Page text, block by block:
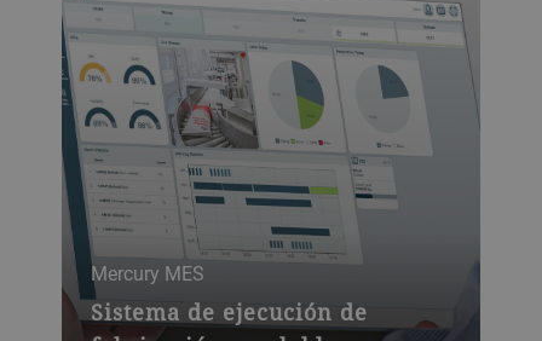
Mercury MES
Sistema de ejecución de